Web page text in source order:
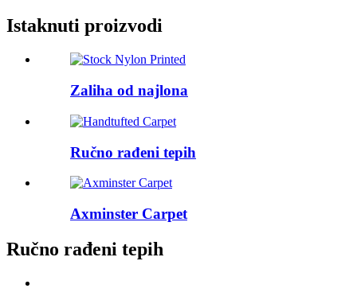
Istaknuti proizvodi
Zaliha od najlona
Ručno rađeni tepih
Axminster Carpet
Ručno rađeni tepih